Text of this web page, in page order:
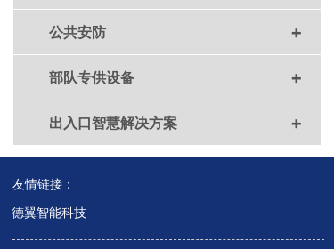
公共安防 +
部队专供设备 +
出入口智慧解决方案 +
友情链接：
德翼智能科技